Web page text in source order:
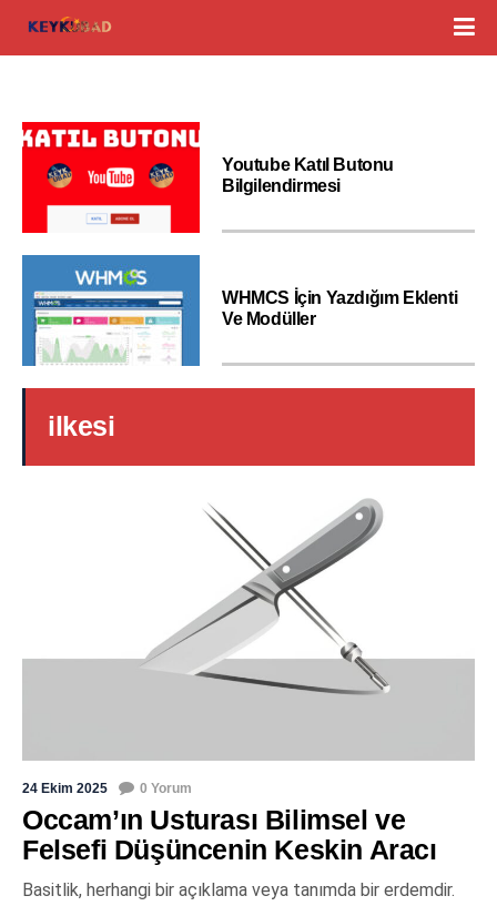
Youtube Katıl Butonu
Bilgilendirmesi
WHMCS İçin Yazdığım Eklenti
Ve Modüller
ilkesi
24 Ekim 2025 0 Yorum
Occam’ın Usturası Bilimsel ve
Felsefi Düşüncenin Keskin Aracı
Basitlik, herhangi bir açıklama veya tanımda bir erdemdir.